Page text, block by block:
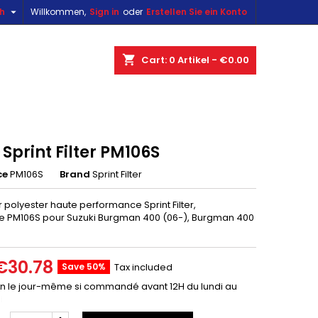
Willkommen, Sign in oder Erstellen Sie ein Konto

shopping_cart Cart: 0 Artikel - €0.00
Filter PM106S
PM106S Brand Sprint Filter
polyester haute performance Sprint Filter,
PM106S pour Suzuki Burgman 400 (06-), Burgman 400
Save 50%
Tax included
le jour-même si commandé avant 12H du lundi au